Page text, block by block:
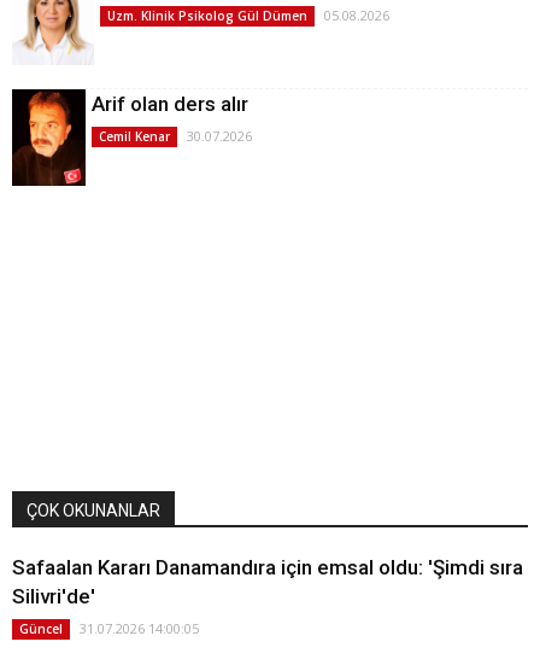
Uzm. Klinik Psikolog Gül Dümen 05.08.2026
Arif olan ders alır
Cemil Kenar 30.07.2026
ÇOK OKUNANLAR
Safaalan Kararı Danamandıra için emsal oldu: 'Şimdi sıra
Silivri'de'
Güncel 31.07.2026 14:00:05